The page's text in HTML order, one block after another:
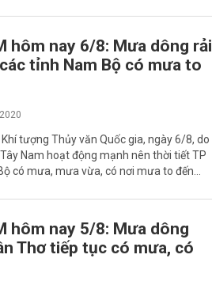
hôm nay 6/8: Mưa dông rải
tỉnh Nam Bộ có mưa to
tượng Thủy văn Quốc gia, ngày 6/8, do
Nam hoạt động mạnh nên thời tiết TP
có mưa, mưa vừa, có nơi mưa to đến...
hôm nay 5/8: Mưa dông
Thơ tiếp tục có mưa, có